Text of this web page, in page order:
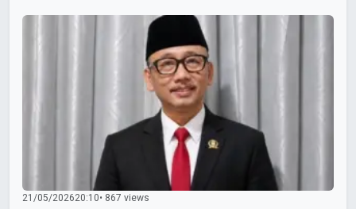
21/05/202620:10• 867 views